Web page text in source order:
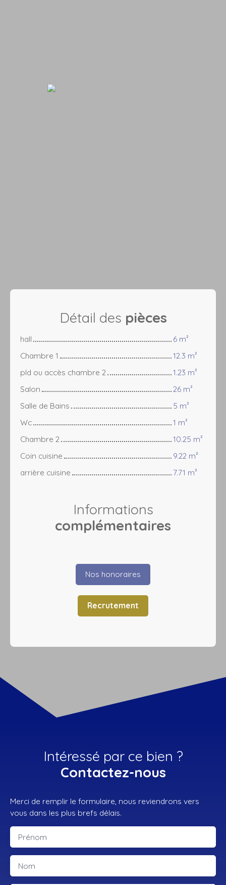
Détail des pièces
hall
6 m²
Chambre 1
12.3 m²
pld ou accès chambre 2
1.23 m²
Salon
26 m²
Salle de Bains
5 m²
Wc
1 m²
Chambre 2
10.25 m²
Coin cuisine
9.22 m²
arrière cuisine
7.71 m²
Informations
complémentaires
Nos honoraires
Recrutement
Intéressé par ce bien ?
Contactez-nous
Merci de remplir le formulaire, nous reviendrons vers
vous dans les plus brefs délais.
Prénom
Nom